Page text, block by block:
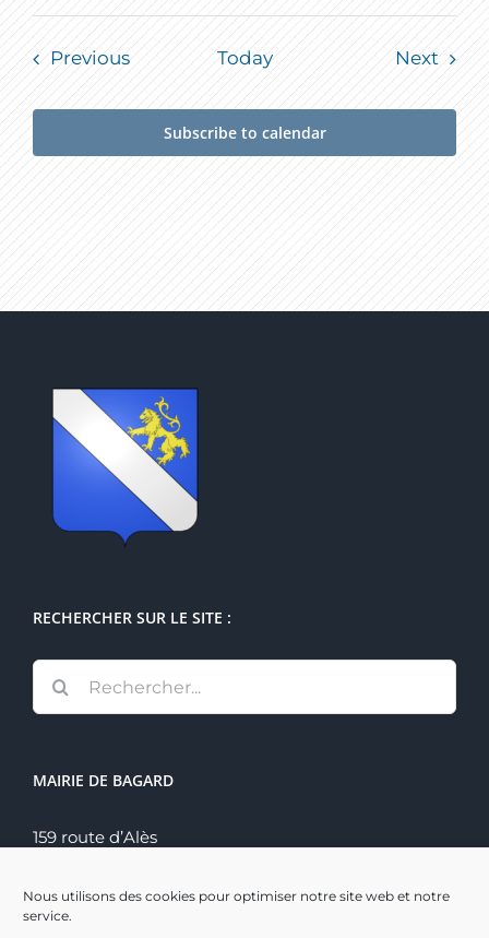
Nous utilisons des cookies pour optimiser notre site web et notre
service.
PreviousEvents Today Next
Subscribe to calendar
RECHERCHER SUR LE SITE :
MAIRIE DE BAGARD
159 route d’Alès
Tél. : 04 66 60 70 22